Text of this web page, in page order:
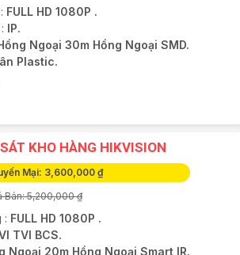
FULL HD 1080P .
IP.
Ngoại 30m Hồng Ngoại SMD.
Plastic.
KHO HÀNG HIKVISION
Mại: 3,600,000 ₫
Bán: 5,200,000 ₫
: FULL HD 1080P .
TVI BCS.
Ngoại 20m Hồng Ngoại Smart IR.